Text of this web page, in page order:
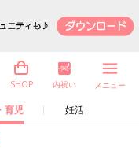
育児 妊活
SHOP 内祝い メニュー